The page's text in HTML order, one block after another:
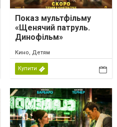
Показ мультфільму
«Щенячий патруль.
Динофільм»
Кино, Детям
Купити